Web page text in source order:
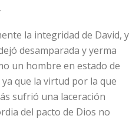
la integridad de David, y
desamparada y yerma
un hombre en estado de
que la virtud por la que
sufrió una laceración
del pacto de Dios no